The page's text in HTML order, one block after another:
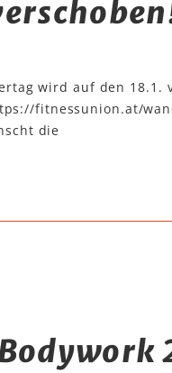
wird auf den 18.1.
fitnessunion.at/
die